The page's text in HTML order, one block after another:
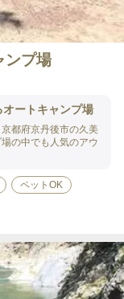
ンプ場
ートキャンプ場
都府京丹後市の久美
の中でも人気のアウ
ペットOK